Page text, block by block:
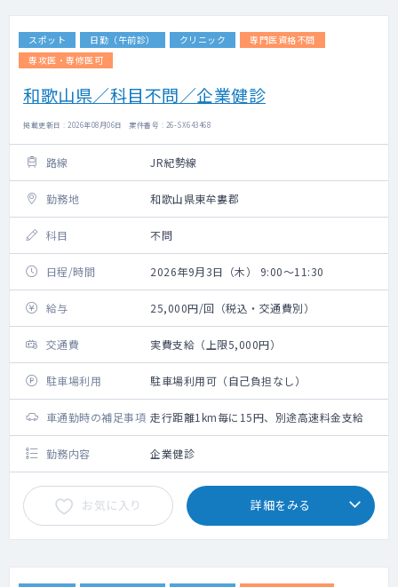
スポット 日勤（午前診） クリニック
専門医資格不問
専攻医・専修医可
和歌山県／科目不問／企業健診
掲載更新日 : 2026年08月06日 案件番号 : 26-SX643468
路線 JR紀勢線
勤務地 和歌山県東牟婁郡
科目 不問
日程/時間 2026年9月3日（木） 9:00～11:30
給与 25,000円/回（税込・交通費別）
交通費 実費支給（上限5,000円）
駐車場利用 駐車場利用可（自己負担なし）
車通勤時の補足事項 走行距離1km毎に15円、別途高速料金支給
勤務内容 企業健診
お気に入り 詳細をみる